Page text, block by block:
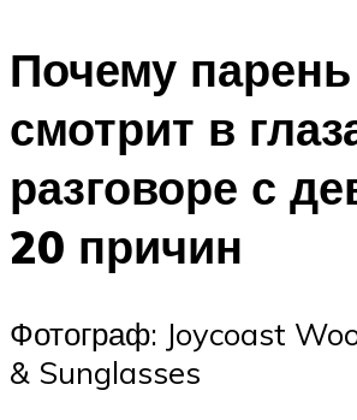
Почему
смотрит в
разговоре с
20 причин
Фотограф: Joycoast
& Sunglasses